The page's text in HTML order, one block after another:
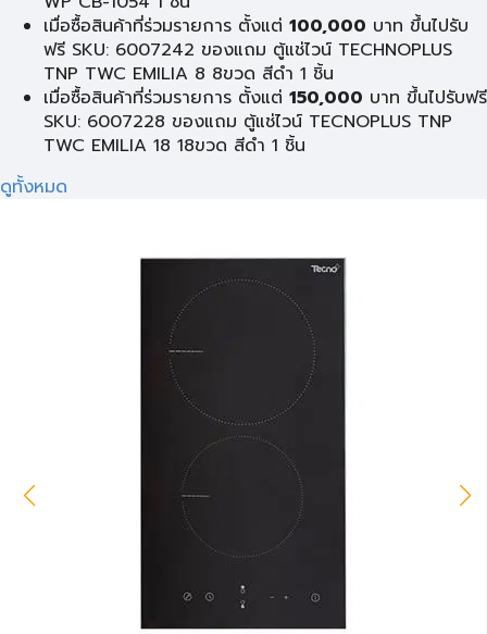
เมื่อซื้อสินค้าที่ร่วมรายการ ตั้งแต่ 100,000 บาท ขึ้นไปรับ
ฟรี SKU: 6007242 ของแถม ตู้แช่ไวน์ TECHNOPLUS
TNP TWC EMILIA 8 8ขวด สีดำ 1 ชิ้น
เมื่อซื้อสินค้าที่ร่วมรายการ ตั้งแต่ 150,000 บาท ขึ้นไปรับฟรี
SKU: 6007228 ของแถม ตู้แช่ไวน์ TECNOPLUS TNP
TWC EMILIA 18 18ขวด สีดำ 1 ชิ้น
ดูทั้งหมด